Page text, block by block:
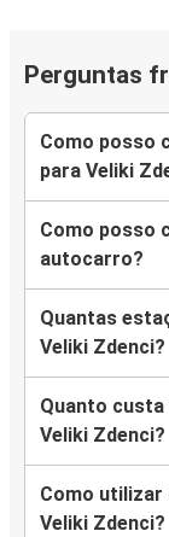
Perguntas
Como posso
para Veliki
Como posso
autocarro?
Quantas
Veliki Zdenci?
Quanto
Veliki Zdenci?
Como utilizar
Veliki